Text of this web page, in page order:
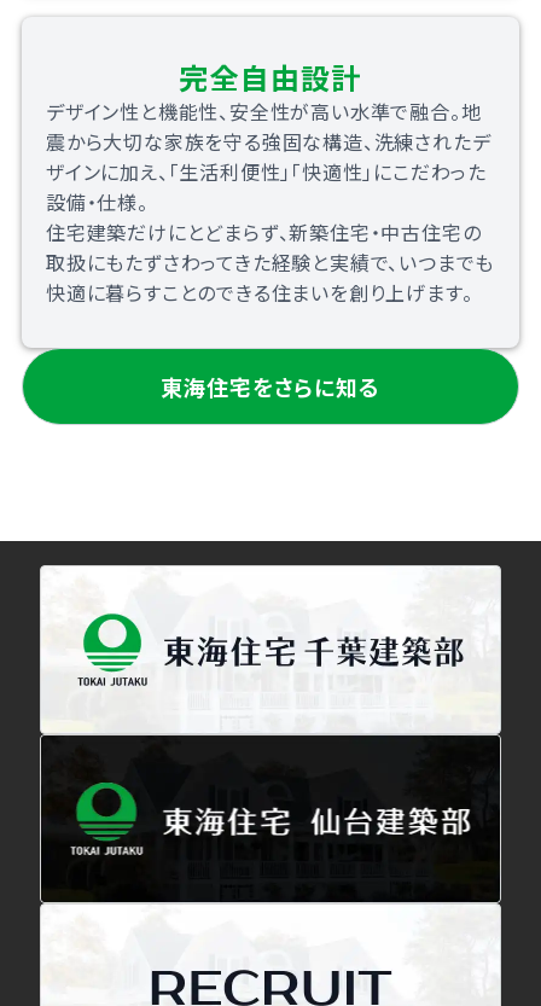
完全自由設計
デザイン性と機能性、安全性が高い水準で融合。地
震から大切な家族を守る強固な構造、洗練されたデ
ザインに加え、「生活利便性」「快適性」にこだわった
設備・仕様。
住宅建築だけにとどまらず、新築住宅・中古住宅の
取扱にもたずさわってきた経験と実績で、いつまでも
快適に暮らすことのできる住まいを創り上げます。
東海住宅をさらに知る